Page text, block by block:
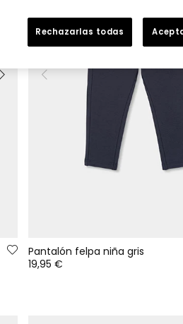
Pantalón felpa niña gris
19,95 €
Rechazarlas todas